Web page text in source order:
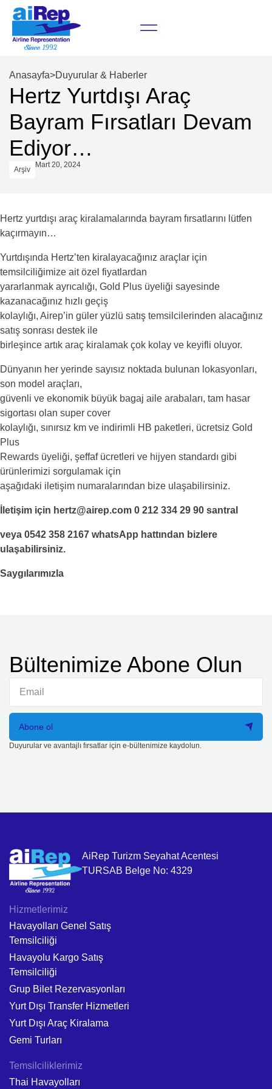
Anasayfa>Duyurular & Haberler
Hertz Yurtdışı Araç
Bayram Fırsatları Devam
Ediyor…
Arşiv
Mart 20, 2024
Hertz yurtdışı araç kiralamalarında bayram fırsatlarını lütfen
kaçırmayın…
Yurtdışında Hertz’ten kiralayacağınız araçlar için
temsilciliğimize ait özel fiyatlardan
yararlanmak ayrıcalığı, Gold Plus üyeliği sayesinde
kazanacağınız hızlı geçiş
kolaylığı, Airep’in güler yüzlü satış temsilcilerinden alacağınız
satış sonrası destek ile
birleşince artık araç kiralamak çok kolay ve keyifli oluyor.
Dünyanın her yerinde sayısız noktada bulunan lokasyonları,
son model araçları,
güvenli ve ekonomik büyük bagaj aile arabaları, tam hasar
sigortası olan super cover
kolaylığı, sınırsız km ve indirimli HB paketleri, ücretsiz Gold
Plus
Rewards üyeliği, şeffaf ücretleri ve hijyen standardı gibi
ürünlerimizi sorgulamak için
aşağıdaki iletişim numaralarından bize ulaşabilirsiniz.
İletişim için hertz@airep.com 0 212 334 29 90 santral
veya 0542 358 2167 whatsApp hattından bizlere
ulaşabilirsiniz.
Saygılarımızla
Bültenimize Abone Olun
Abone ol
Duyurular ve avantajlı fırsatlar için e-bültenimize kaydolun.
AiRep Turizm Seyahat Acentesi
TURSAB Belge No: 4329
Hizmetlerimiz
Havayolları Genel Satış
Temsilciliği
Havayolu Kargo Satış
Temsilciliği
Grup Bilet Rezervasyonları
Yurt Dışı Transfer Hizmetleri
Yurt Dışı Araç Kiralama
Gemi Turları
Temsilciliklerimiz
Thai Havayolları